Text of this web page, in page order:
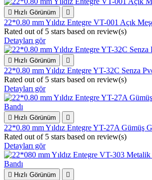
 Hızlı Görünüm 
22*0.80 mm Yıldız Entegre VT-001 Açık
Rated out of 5 stars based on review(s)
Detayları gör
 Hızlı Görünüm 
22*0.80 mm Yıldız Entegre YT-32C Senza
Rated out of 5 stars based on review(s)
Detayları gör
 Hızlı Görünüm 
22*0.80 mm Yıldız Entegre YT-27A Gümüş
Rated out of 5 stars based on review(s)
Detayları gör
 Hızlı Görünüm 